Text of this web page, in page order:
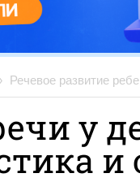
Речевое развитие
у
и